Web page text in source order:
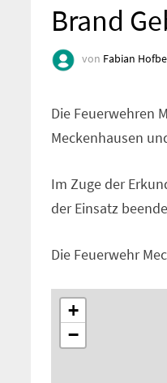
Brand
von Fabian
Die Feuerwehren
Meckenhausen
Im Zuge der
der Einsatz
Die Feuerwehr
+
−